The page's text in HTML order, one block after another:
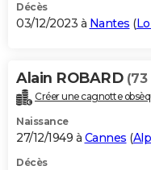
Décès
03/12/2023 à Nantes (
Alain ROBARD (73
Créer une cagnotte
Naissance
27/12/1949 à Cannes (
Décès